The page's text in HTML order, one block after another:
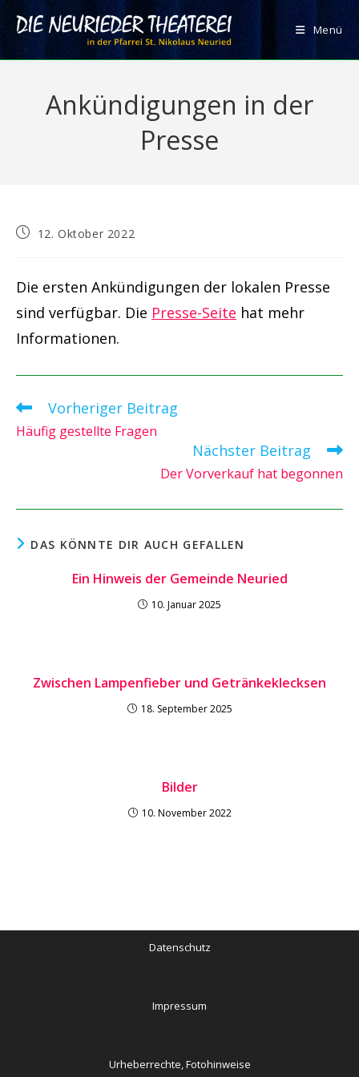
Inhalt
Menü
Ankündigungen in der
Presse
Beitrag12. Oktober 2022
Die ersten Ankündigungen der lokalen Presse
sind verfügbar. Die Presse-Seite hat mehr
Informationen.
Weitere
Artikel
ansehen
Vorheriger Beitrag
Häufig gestellte Fragen
Nächster Beitrag
Der Vorverkauf hat begonnen
DAS KÖNNTE DIR AUCH GEFALLEN
Ein Hinweis der Gemeinde Neuried
10. Januar 2025
Zwischen Lampenfieber und Getränkeklecksen
18. September 2025
Bilder
10. November 2022
Datenschutz
Impressum
Urheberrechte, Fotohinweise